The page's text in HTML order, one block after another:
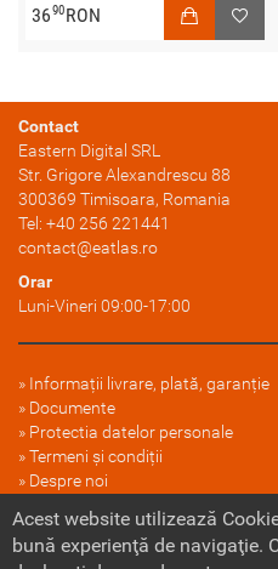
3690RON
Contact
Eastern Digital SRL
Str. Grigore Alexandrescu 88
300369 Timisoara, Romania
Tel: +40 256 221441
contact@eatlas.ro
Orar
Luni-Vineri 09:00-17:00
Informații livrare, plată, garanție
Documente
Protectia datelor personale
Termeni și condiții
Despre noi
Politica cookie
Acest website utilizează
bună experienţă de navigaţie.